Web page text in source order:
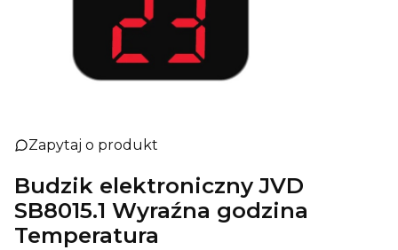
Zapytaj o produkt
Budzik elektroniczny JVD
SB8015.1 Wyraźna godzina
Temperatura